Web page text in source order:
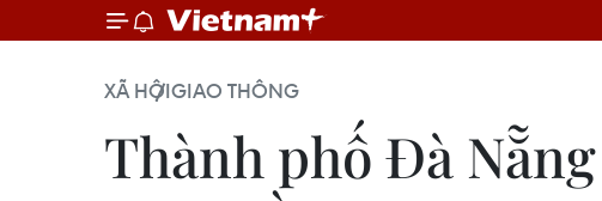
XÃ HỘIGIAO THÔNG
Thành phố Đà